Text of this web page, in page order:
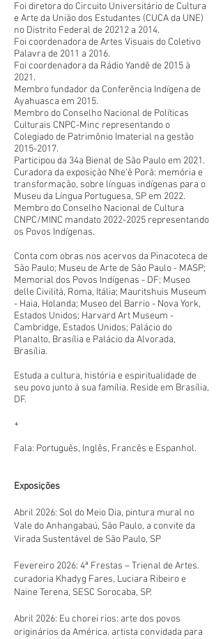
Foi diretora do Circuito Universitário de Cultura
e Arte da União dos Estudantes (CUCA da UNE)
no Distrito Federal de 20212 a 2014.
Foi coordenadora de Artes Visuais do Coletivo
Palavra de 2011 a 2016.
Foi coordenadora da Rádio Yandê de 2015 à
2021.
Membro fundador da Conferência Indígena de
Ayahuasca em 2015.
Membro do Conselho Nacional de Políticas
Culturais CNPC-Minc representando o
Colegiado de Patrimônio Imaterial na gestão
2015-2017.
Participou da 34a Bienal de São Paulo em 2021.
Curadora da exposição Nhe'ê Porã: memória e
transformação, sobre línguas indígenas para o
Museu da Língua Portuguesa, SP em 2022.
Membro do Conselho Nacional de Cultura
CNPC/MINC mandato 2022-2025 representando
os Povos Indígenas.
Conta com obras nos acervos da Pinacoteca de
São Paulo; Museu de Arte de São Paulo - MASP;
Memorial dos Povos Indígenas - DF; Museo
delle Civilità, Roma, Itália; Mauritshuis Museum
- Haia, Holanda; Museo del Barrio - Nova York,
Estados Unidos; Harvard Art Museum -
Cambridge, Estados Unidos; Palácio do
Planalto, Brasília e Palácio da Alvorada,
Brasília.
Estuda a cultura, história e espiritualidade de
seu povo junto à sua família. Reside em Brasília,
DF.
+
Fala: Português, Inglês, Francês e Espanhol.
Exposições
Abril 2026: Sol do Meio Dia, pintura mural no
Vale do Anhangabaú, São Paulo, a convite da
Virada Sustentável de São Paulo, SP
Fevereiro 2026: 4ª Frestas – Trienal de Artes.
curadoria Khadyg Fares, Luciara Ribeiro e
Naine Terena, SESC Sorocaba, SP.
Abril 2026: Eu chorei rios: arte dos povos
originários da América. artista convidada para